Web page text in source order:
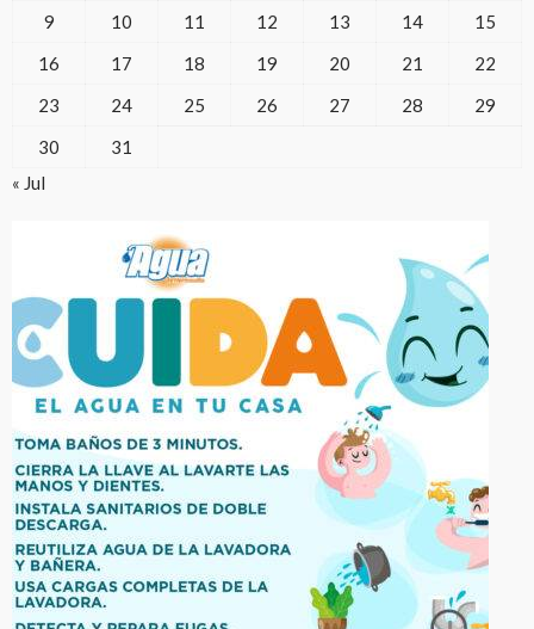
9
10 11 12 13 14
15
16
17 18 19 20 21
22
23
24 25 26 27 28
29
30
31
« Jul